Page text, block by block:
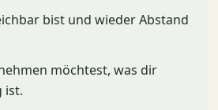
bist und wieder Abstand
möchtest, was dir
ist.